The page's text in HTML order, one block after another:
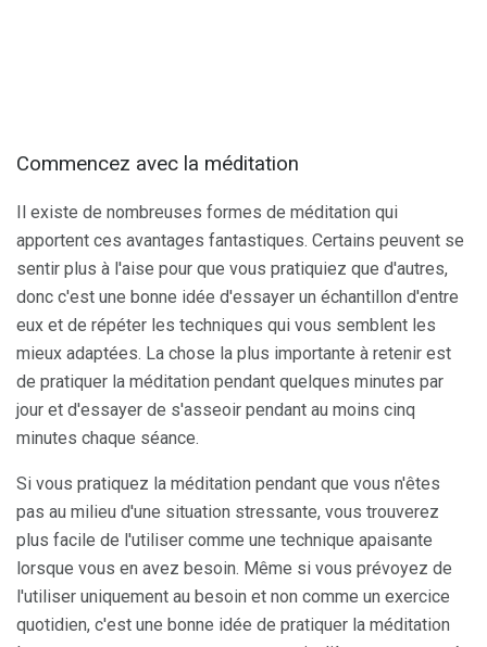
Commencez avec la méditation
Il existe de nombreuses formes de méditation qui
apportent ces avantages fantastiques. Certains peuvent se
sentir plus à l'aise pour que vous pratiquiez que d'autres,
donc c'est une bonne idée d'essayer un échantillon d'entre
eux et de répéter les techniques qui vous semblent les
mieux adaptées. La chose la plus importante à retenir est
de pratiquer la méditation pendant quelques minutes par
jour et d'essayer de s'asseoir pendant au moins cinq
minutes chaque séance.
Si vous pratiquez la méditation pendant que vous n'êtes
pas au milieu d'une situation stressante, vous trouverez
plus facile de l'utiliser comme une technique apaisante
lorsque vous en avez besoin. Même si vous prévoyez de
l'utiliser uniquement au besoin et non comme un exercice
quotidien, c'est une bonne idée de pratiquer la méditation